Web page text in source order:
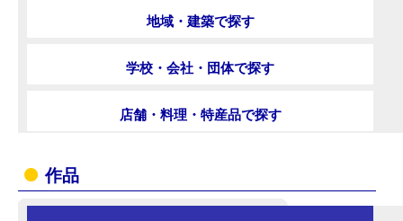
地域・建築で探す
学校・会社・団体で探す
店舗・料理・特産品で探す
作品